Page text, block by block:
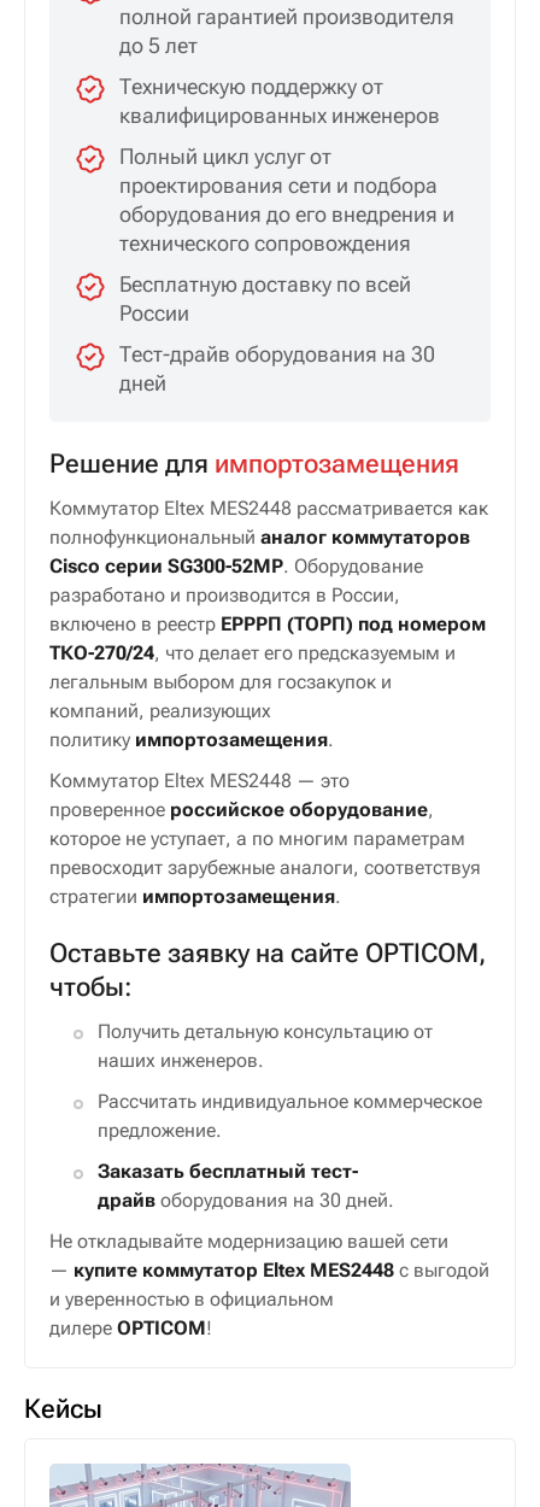
полной гарантией производителя
до 5 лет
Техническую поддержку от
квалифицированных инженеров
Полный цикл услуг от
проектирования сети и подбора
оборудования до его внедрения и
технического сопровождения
Бесплатную доставку по всей
России
Тест-драйв оборудования на 30
дней
Решение для импортозамещения
Коммутатор Eltex MES2448 рассматривается как
полнофункциональный аналог коммутаторов
Cisco серии SG300-52MP. Оборудование
разработано и производится в России,
включено в реестр ЕРРРП (ТОРП) под номером
ТКО-270/24, что делает его предсказуемым и
легальным выбором для госзакупок и
компаний, реализующих
политику импортозамещения.
Коммутатор Eltex MES2448 — это
проверенное российское оборудование,
которое не уступает, а по многим параметрам
превосходит зарубежные аналоги, соответствуя
стратегии импортозамещения.
Оставьте заявку на сайте OPTICOM,
чтобы:
Получить детальную консультацию от
наших инженеров.
Рассчитать индивидуальное коммерческое
предложение.
Заказать бесплатный тест-
драйв оборудования на 30 дней.
Не откладывайте модернизацию вашей сети
— купите коммутатор Eltex MES2448 с выгодой
и уверенностью в официальном
дилере OPTICOM!
Кейсы